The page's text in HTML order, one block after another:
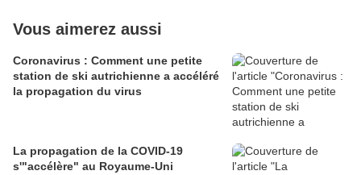
Vous aimerez aussi
Coronavirus : Comment une petite
station de ski autrichienne a accéléré
la propagation du virus
La propagation de la COVID-19
s'"accélère" au Royaume-Uni